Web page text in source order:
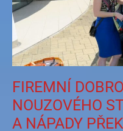
FIREMNÍ
NOUZOVÉHO
A NÁPADY